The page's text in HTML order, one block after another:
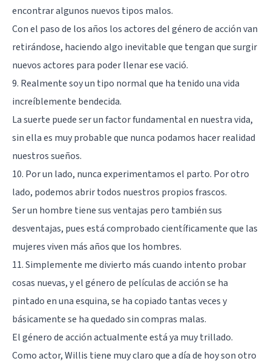
encontrar algunos nuevos tipos malos.
Con el paso de los años los actores del género de acción van
retirándose, haciendo algo inevitable que tengan que surgir
nuevos actores para poder llenar ese vació.
9. Realmente soy un tipo normal que ha tenido una vida
increíblemente bendecida.
La suerte puede ser un factor fundamental en nuestra vida,
sin ella es muy probable que nunca podamos hacer realidad
nuestros sueños.
10. Por un lado, nunca experimentamos el parto. Por otro
lado, podemos abrir todos nuestros propios frascos.
Ser un hombre tiene sus ventajas pero también sus
desventajas, pues está comprobado científicamente que las
mujeres viven más años que los hombres.
11. Simplemente me divierto más cuando intento probar
cosas nuevas, y el género de películas de acción se ha
pintado en una esquina, se ha copiado tantas veces y
básicamente se ha quedado sin compras malas.
El género de acción actualmente está ya muy trillado.
Como actor, Willis tiene muy claro que a día de hoy son otro